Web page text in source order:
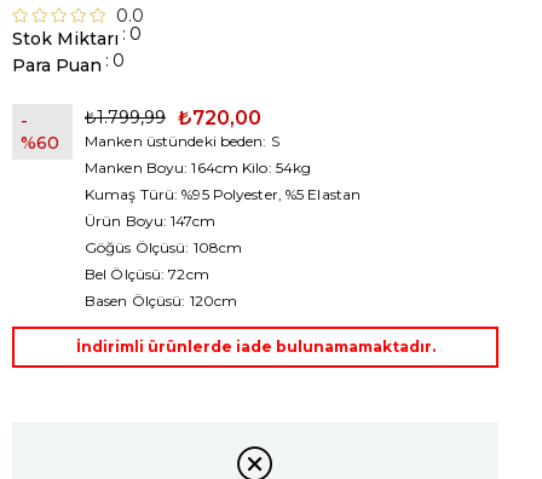
0.0
Stok Miktarı : 0
Para Puan : 0
60
₺1.799,99 ₺720,00
Manken üstündeki beden: S
Manken Boyu: 164cm Kilo: 54kg
Kumaş Türü: %95 Polyester, %5 Elastan
Ürün Boyu: 147cm
Göğüs Ölçüsü: 108cm
Bel Ölçüsü: 72cm
Basen Ölçüsü: 120cm
İndirimli ürünlerde iade bulunamamaktadır.